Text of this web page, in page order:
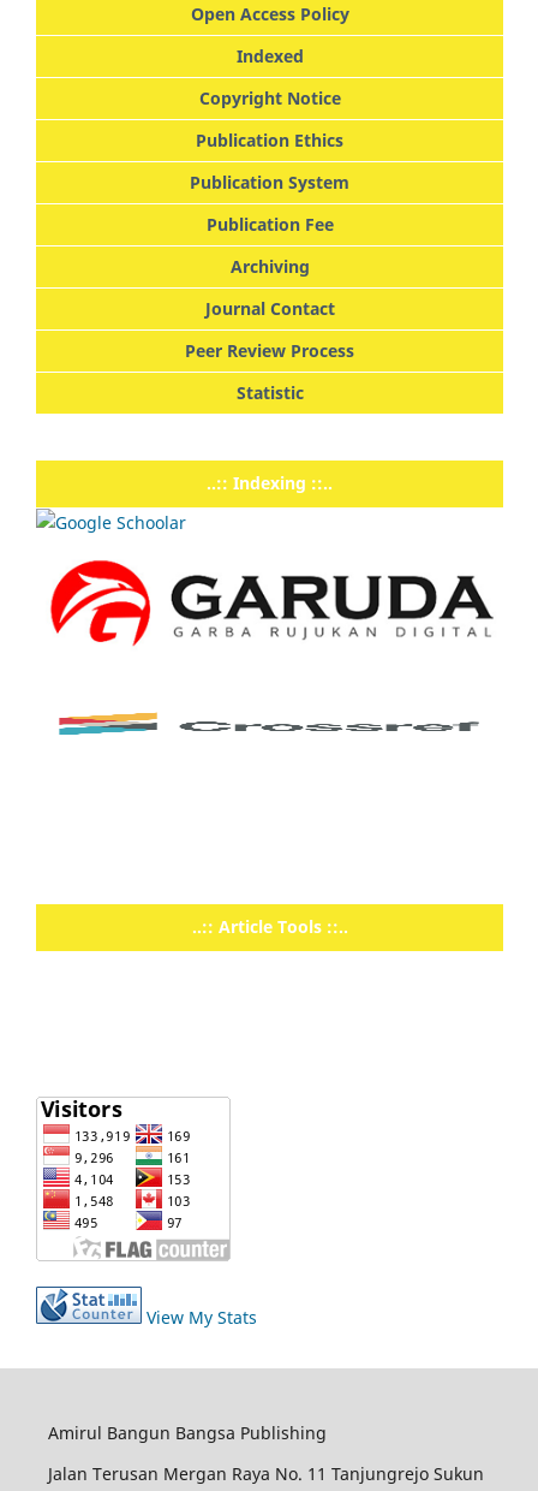
Open Access Policy
Indexed
Copyright Notice
Publication Ethics
Publication System
Publication Fee
Archiving
Journal Contact
Peer Review Process
Statistic
..:: Indexing ::..
..:: Article Tools ::..
View My Stats
Amirul Bangun Bangsa Publishing
Jalan Terusan Mergan Raya No. 11 Tanjungrejo Sukun